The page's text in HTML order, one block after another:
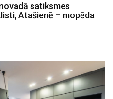
satiksmes
Atašienē – mopēda